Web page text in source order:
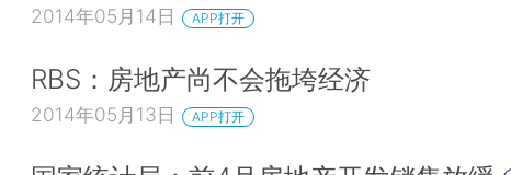
2014年05月14日 APP打开
RBS：房地产尚不会拖垮经济
2014年05月13日 APP打开